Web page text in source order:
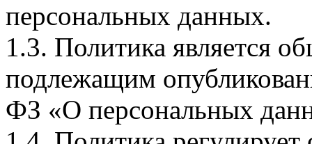
персональных данных.
1.3. Политика является
подлежащим
ФЗ «О персональных